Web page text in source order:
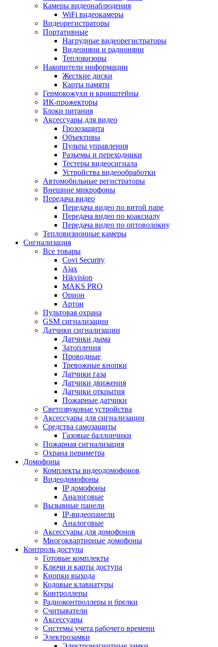
Камеры видеонаблюдения
WiFi видеокамеры
Видеорегистраторы
Портативные
Нагрудные видеорегистраторы
Видеоняни и радионяни
Тепловизоры
Накопители информации
Жесткие диски
Карты памяти
Гермокожухи и кронштейны
ИК-прожекторы
Блоки питания
Аксессуары для видео
Грозозащита
Объективы
Пульты управления
Разъемы и переходники
Тестеры видеосигнала
Устройства видеообработки
Автомобильные регистраторы
Внешние микрофоны
Передача видео
Передача видео по витой паре
Передача видео по коаксиалу
Передача видео по оптоволокну
Тепловизионные камеры
Сигнализация
Все товары
Covi Security
Ajax
Hikvision
MAKS PRO
Орион
Артон
Пультовая охрана
GSM сигнализации
Датчики сигнализации
Датчики дыма
Затопления
Проводные
Тревожные кнопки
Датчики газа
Датчики движения
Датчики открытия
Пожарные датчики
Светозвуковые устройства
Аксессуары для сигнализации
Средства самозащиты
Газовые баллончики
Пожарная сигнализация
Охрана периметра
Домофоны
Комплекты видеодомофонов
Видеодомофоны
IP домофоны
Аналоговые
Вызывные панели
IP-видеопанели
Аналоговые
Аксессуары для домофонов
Многоквартирные домофоны
Контроль доступа
Готовые комплекты
Ключи и карты доступа
Кнопки выхода
Кодовые клавиатуры
Контроллеры
Радиоконтроллеры и брелки
Считыватели
Аксессуары
Системы учета рабочего времени
Электрозамки